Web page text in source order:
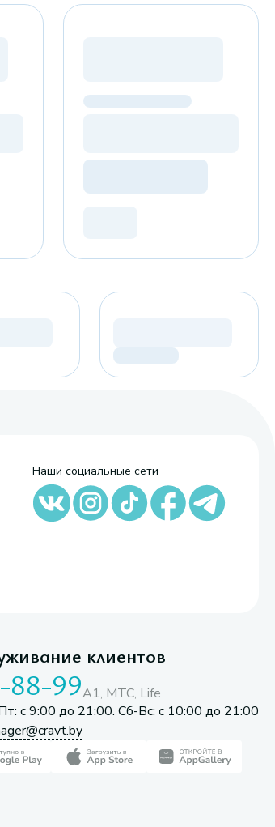
Наши социальные сети
клиентов
88-99A1, МТС, Life
с 9:00 до 21:00. Сб-Вс: с 10:00 до 21:00